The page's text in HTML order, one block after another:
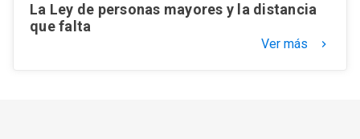
La Ley de personas mayores y la distancia
que falta
Ver más keyboard_arrow_right